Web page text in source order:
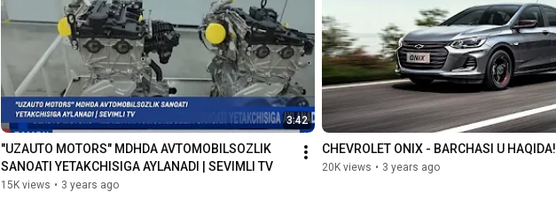
«Kwangin Autosystems», «Avtooyna», «Auto Fortis» va
boshqalar.
«UZAUTO MOTORS» AJ xodimlari soni 2025-yil 6-may holatiga
ko'ra - 15 362 nafar kishidan ortiqni tashkil etadi.
Umumiy maydoni / Ishlab chiqarish maydoni
Asaka  72ga / 192 ming kv. m.
3:42
"UZAUTO MOTORS" MDHDA AVTOMOBILSOZLIK
SANOATI YETAKCHISIGA AYLANADI | SEVIMLI TV
15K views • 3 years ago
CHEVROLET ONIX - BARCHASI U HAQIDA!
20K views • 3 years ago